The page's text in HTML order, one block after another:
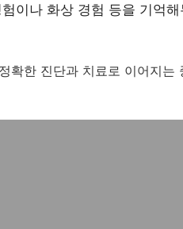
이나 화상 경험 등을 기억
확한 진단과 치료로 이어지는